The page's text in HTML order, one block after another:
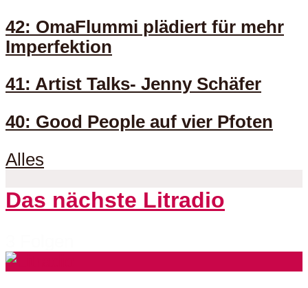
42: OmaFlummi plädiert für mehr
Imperfektion
41: Artist Talks- Jenny Schäfer
40: Good People auf vier Pfoten
Alles
Das nächste Litradio